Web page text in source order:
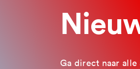
Ga direct naar